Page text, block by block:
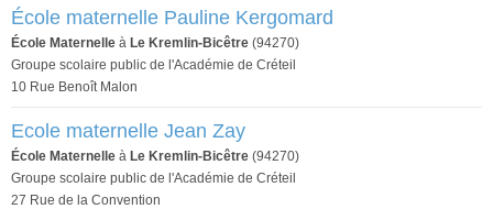
École maternelle Pauline Kergomard
École Maternelle à Le Kremlin-Bicêtre (94270)
Groupe scolaire public de l'Académie de Créteil
10 Rue Benoît Malon
Ecole maternelle Jean Zay
École Maternelle à Le Kremlin-Bicêtre (94270)
Groupe scolaire public de l'Académie de Créteil
27 Rue de la Convention